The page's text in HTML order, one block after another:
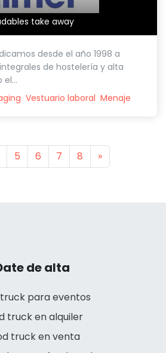
take away
desde el año 1998 a
de hostelería y alta
Vestuario laboral Menaje
5 6 7 8 »Next
de alta
para eventos
truck en alquiler
truck en venta